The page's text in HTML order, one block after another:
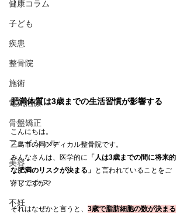
健康コラム
子ども
疾患
整骨院
施術
電気治療
骨盤矯正
フェイシャル
美容
ソマニクス
不妊
肥満体質は3歳までの生活習慣が影響する
こんにちは。
三島市の岡メディカル整骨院です。
みんなさんは、医学的に 「人は3歳までの間に将来的
な肥満のリスクが決まる」 と言われていることをご
存じですか？
それはなぜかと言うと、 3歳で脂肪細胞の数が決まる